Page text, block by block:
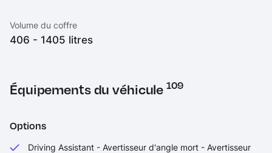
Volume du coffre
406 - 1405 litres
Équipements du véhicule 109
Options
Driving Assistant - Avertisseur d'angle mort - Avertisseur